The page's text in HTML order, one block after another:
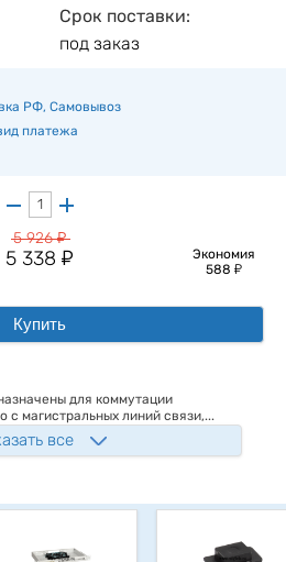
Срок поставки:
под заказ
РФ, Самовывоз
платежа
5 926у
5 338у
Экономия
588 у
Купить
для коммутации
с магистральных линий связи,...
все